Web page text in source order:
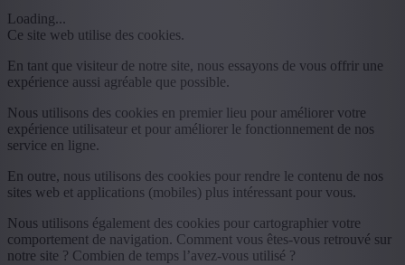
Loading...
Ce site web utilise des cookies.
En tant que visiteur de notre site, nous essayons de vous offrir une
expérience aussi agréable que possible.
Nous utilisons des cookies en premier lieu pour améliorer votre
expérience utilisateur et pour améliorer le fonctionnement de nos
service en ligne.
En outre, nous utilisons des cookies pour rendre le contenu de nos
sites web et applications (mobiles) plus intéressant pour vous.
Nous utilisons également des cookies pour cartographier votre
comportement de navigation. Comment vous êtes-vous retrouvé sur
notre site ? Combien de temps l’avez-vous utilisé ?